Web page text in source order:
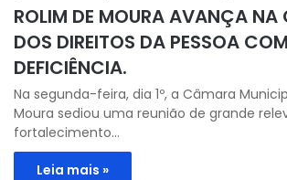
ROLIM DE MOURA AVANÇA NA
DOS DIREITOS DA PESSOA COM
DEFICIÊNCIA.
Na segunda-feira, dia 1º, a Câmara
Moura sediou uma reunião de grande
fortalecimento…
Leia mais »